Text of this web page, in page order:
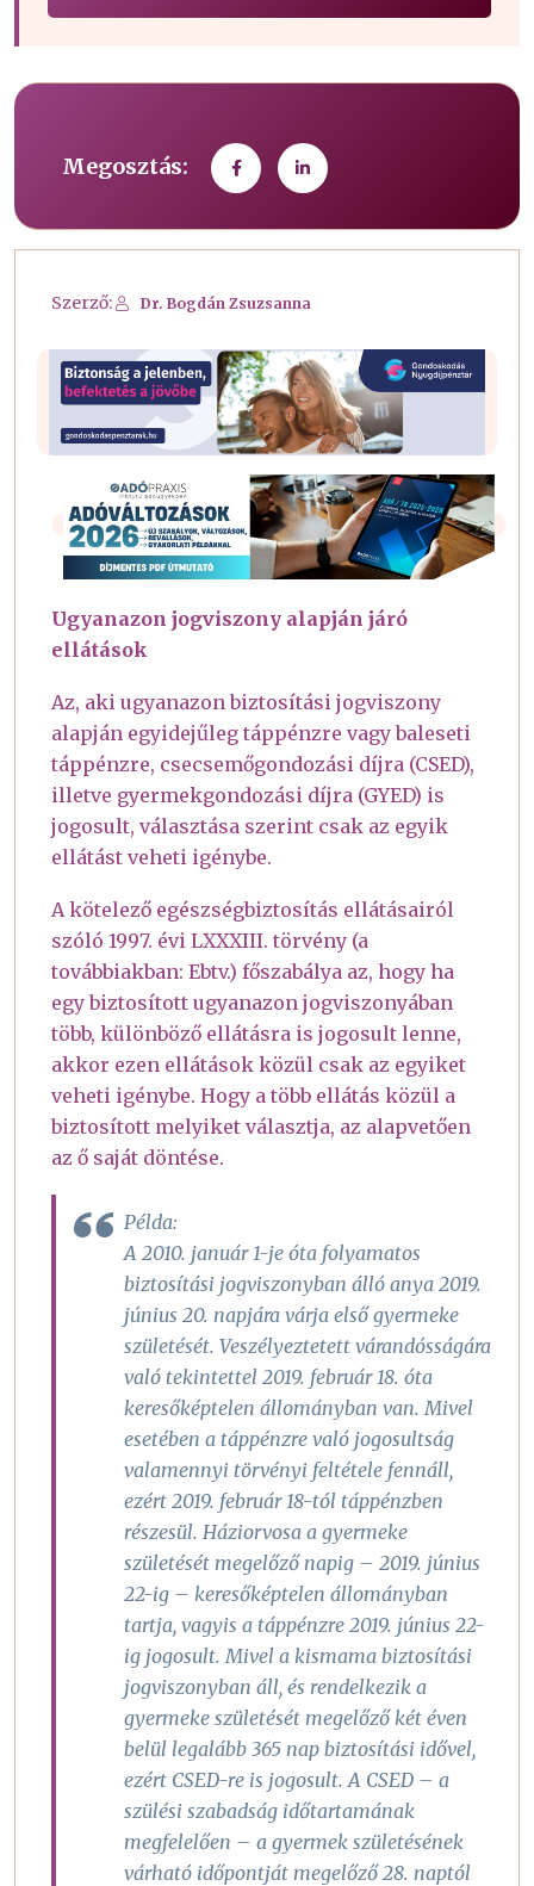
Megosztás:
Szerző: Dr. Bogdán Zsuzsanna
Ugyanazon jogviszony alapján járó
ellátások
Az, aki ugyanazon biztosítási jogviszony
alapján egyidejűleg táppénzre vagy baleseti
táppénzre, csecsemőgondozási díjra (CSED),
illetve gyermekgondozási díjra (GYED) is
jogosult, választása szerint csak az egyik
ellátást veheti igénybe.
A kötelező egészségbiztosítás ellátásairól
szóló 1997. évi LXXXIII. törvény (a
továbbiakban: Ebtv.) főszabálya az, hogy ha
egy biztosított ugyanazon jogviszonyában
több, különböző ellátásra is jogosult lenne,
akkor ezen ellátások közül csak az egyiket
veheti igénybe. Hogy a több ellátás közül a
biztosított melyiket választja, az alapvetően
az ő saját döntése.
Példa:
A 2010. január 1-je óta folyamatos
biztosítási jogviszonyban álló anya 2019.
június 20. napjára várja első gyermeke
születését. Veszélyeztetett várandósságára
való tekintettel 2019. február 18. óta
keresőképtelen állományban van. Mivel
esetében a táppénzre való jogosultság
valamennyi törvényi feltétele fennáll,
ezért 2019. február 18-tól táppénzben
részesül. Háziorvosa a gyermeke
születését megelőző napig – 2019. június
22-ig – keresőképtelen állományban
tartja, vagyis a táppénzre 2019. június 22-
ig jogosult. Mivel a kismama biztosítási
jogviszonyban áll, és rendelkezik a
gyermeke születését megelőző két éven
belül legalább 365 nap biztosítási idővel,
ezért CSED-re is jogosult. A CSED – a
szülési szabadság időtartamának
megfelelően – a gyermek születésének
várható időpontját megelőző 28. naptól